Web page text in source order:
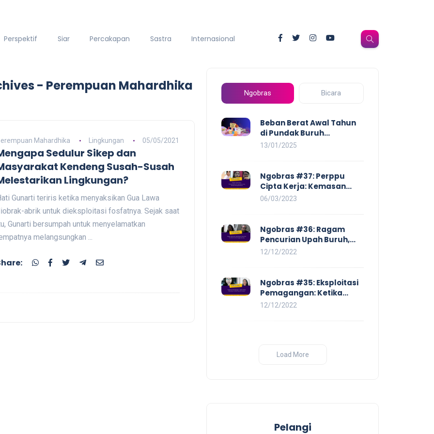
Perspektif Siar Percakapan Sastra Internasional
- Perempuan Mahardhika
Mahardhika Lingkungan 05/05/2021
Sedulur Sikep dan
Kendeng Susah-Susah
Lingkungan?
Gunarti teriris ketika menyaksikan Gua Lawa
abrik untuk dieksploitasi fosfatnya. Sejak saat
Gunarti bersumpah untuk menyelamatkan
melangsungkan ...
Ngobras Bicara
Beban Berat Awal Tahun
di Pundak Buruh
Perempuan: Kenaikan
Membayangi dan
Eksploitasi di Dunia Kerja
13/01/2025
Ngobras #37: Perppu
Cipta Kerja: Kemasan
Baru UU Cipta Kerja yang
06/03/2023
Ngobras #36: Ragam
Pencurian Upah Buruh,
Mulai Dari No Work No Pay
12/12/2022
Ngobras #35: Eksploitasi
Pemagangan: Ketika
Instituasi Pendidikan
12/12/2022
Load More
Pelangi